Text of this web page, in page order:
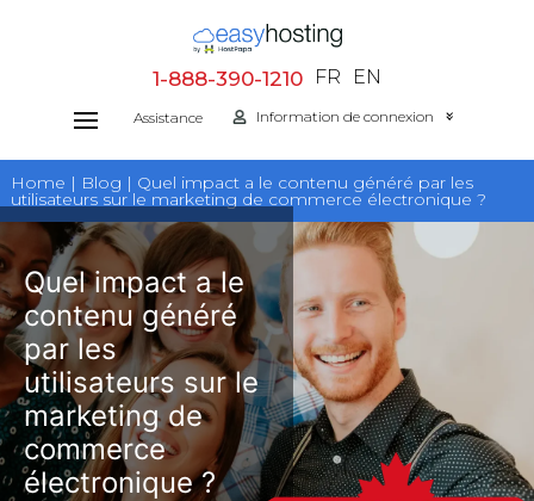
1-888-390-1210 FR EN
Assistance Information de connexion
Home | Blog | Quel impact a le contenu généré par les
utilisateurs sur le marketing de commerce électronique ?
Quel impact a le
contenu généré
par les
utilisateurs sur le
marketing de
commerce
électronique ?